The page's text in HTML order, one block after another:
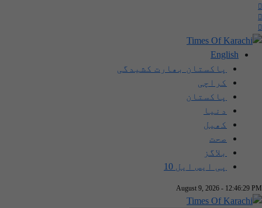
English
پاکستان بھارت کشیدگی
کراچی
پاکستان
دنیا
کھیل
صحت
بلاگز
پی ایس ایل 10
August 9, 2026 - 12:46:30 PM